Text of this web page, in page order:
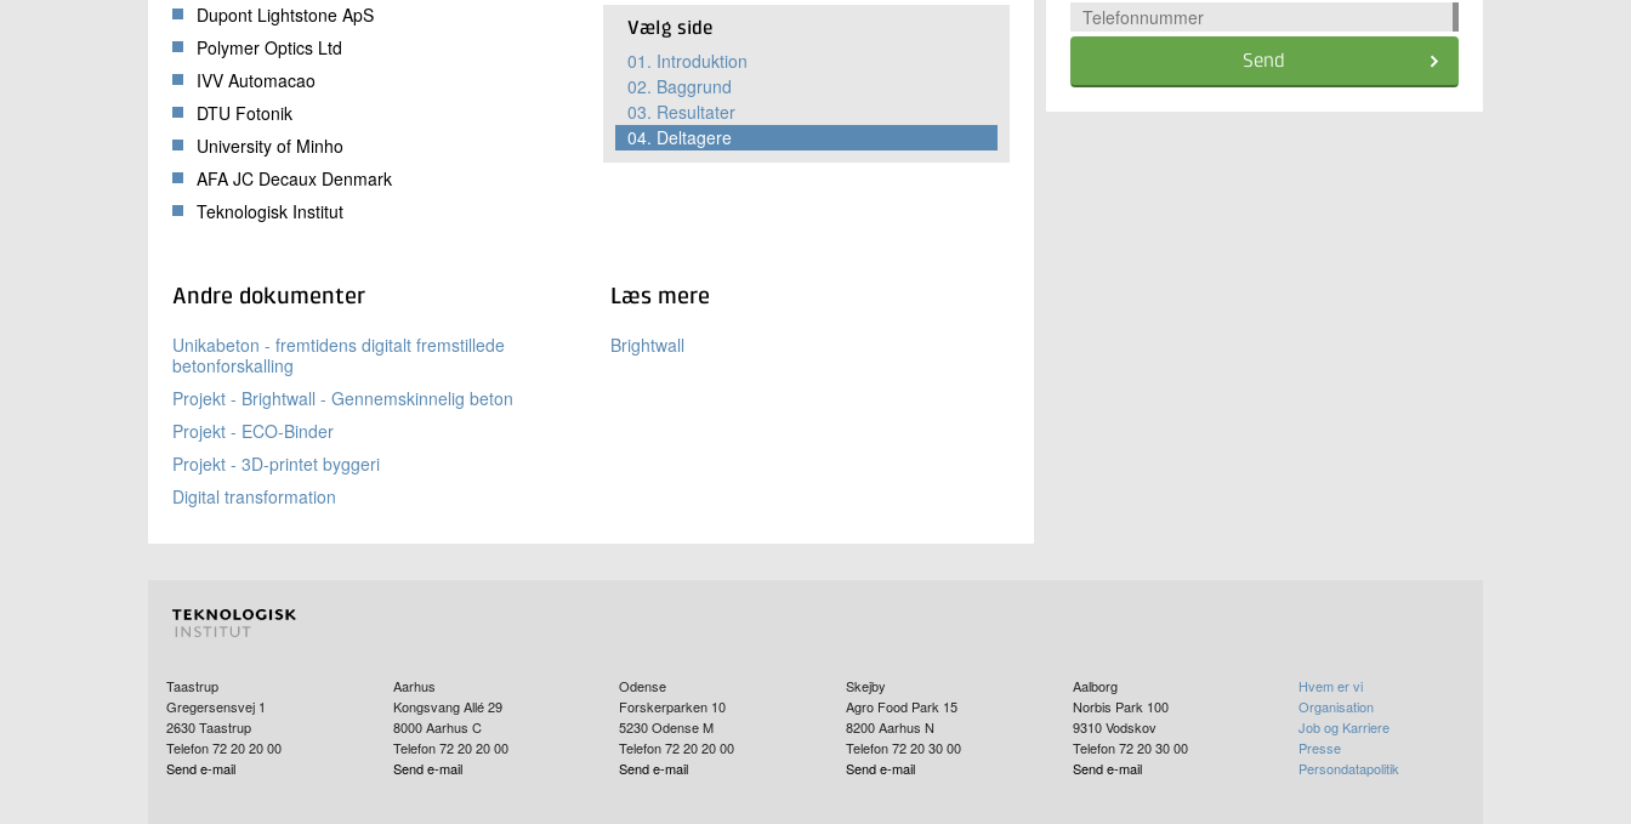
Vælg side
01. Introduktion
02. Baggrund
03. Resultater
04. Deltagere
Dupont Lightstone ApS
Polymer Optics Ltd
IVV Automacao
DTU Fotonik
University of Minho
AFA JC Decaux Denmark
Teknologisk Institut
Andre dokumenter
Unikabeton - fremtidens digitalt fremstillede
betonforskalling
Projekt - Brightwall - Gennemskinnelig beton
Projekt - ECO-Binder
Projekt - 3D-printet byggeri
Digital transformation
Læs mere
Brightwall
Send
Taastrup
Gregersensvej 1
2630Taastrup
Telefon 72 20 20 00
Send e-mail
Aarhus
Kongsvang Allé 29
8000 Aarhus C
Telefon 72 20 20 00
Send e-mail
Odense
Forskerparken 10
5230 Odense M
Telefon 72 20 20 00
Send e-mail
Skejby
Agro Food Park 15
8200Aarhus N
Telefon 72 20 30 00
Send e-mail
Aalborg
Norbis Park 100
9310 Vodskov
Telefon 72 20 30 00
Send e-mail
Hvem er vi
Organisation
Job og Karriere
Presse
Persondatapolitik